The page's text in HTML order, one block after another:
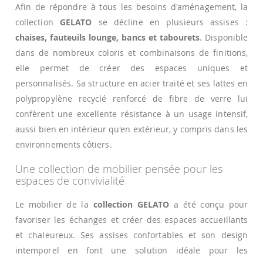
Afin de répondre à tous les besoins d'aménagement, la
collection GELATO se décline en plusieurs assises :
chaises, fauteuils lounge, bancs et tabourets. Disponible
dans de nombreux coloris et combinaisons de finitions,
elle permet de créer des espaces uniques et
personnalisés. Sa structure en acier traité et ses lattes en
polypropylène recyclé renforcé de fibre de verre lui
confèrent une excellente résistance à un usage intensif,
aussi bien en intérieur qu'en extérieur, y compris dans les
environnements côtiers.
Une collection de mobilier pensée pour les
espaces de convivialité
Le mobilier de la collection GELATO a été conçu pour
favoriser les échanges et créer des espaces accueillants
et chaleureux. Ses assises confortables et son design
intemporel en font une solution idéale pour les